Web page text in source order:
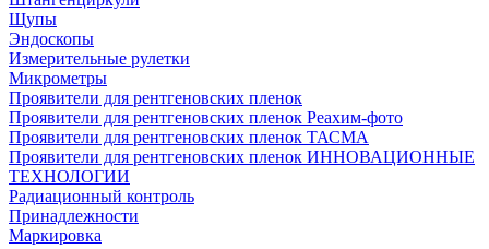
Щупы
Эндоскопы
Измерительные рулетки
Микрометры
Проявители для рентгеновских пленок
Проявители для рентгеновских пленок Реахим-фото
Проявители для рентгеновских пленок ТАСМА
Проявители для рентгеновских пленок ИННОВАЦИОННЫЕ
ТЕХНОЛОГИИ
Радиационный контроль
Принадлежности
Маркировка